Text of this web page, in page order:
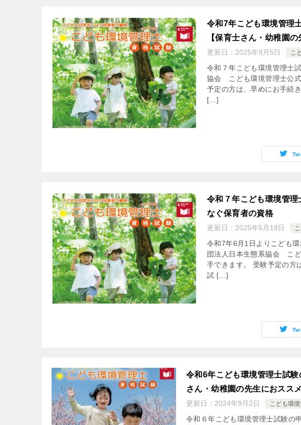
令和7年こども環境管理
【保育士さん・幼稚園の
更新日： 2025年9月5日 こ
令和７年こども環境管理士
協会 こども環境管理士公
予定の方は、早めにお手続
[…]
令和７年こども環境管
なぐ保育者の資格
更新日： 2025年5月19日
令和7年6月1日よりこども
団法人日本生態系協会 こ
手できます。 受験予定の方
試 […]
令和6年こども環境管理士試
さん・幼稚園の先生におススメ
更新日： 2024年9月2日 こども環
令和６年こども環境管理士試験の